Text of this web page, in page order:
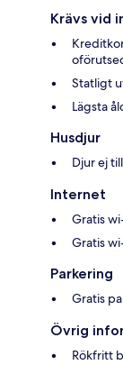
Krävs vid
Statligt
Lägsta
Husdjur
Djur ej
Internet
Gratis
Gratis
Parkering
Gratis
Övrig
Rökfritt